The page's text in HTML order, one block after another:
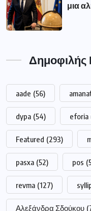
μια
Δημοφιλής
aade (56)
dypa (54) eforia
Featured (293)
pasxa (52) pos
revma (127)
Αλεξάνδρα Σδούκου